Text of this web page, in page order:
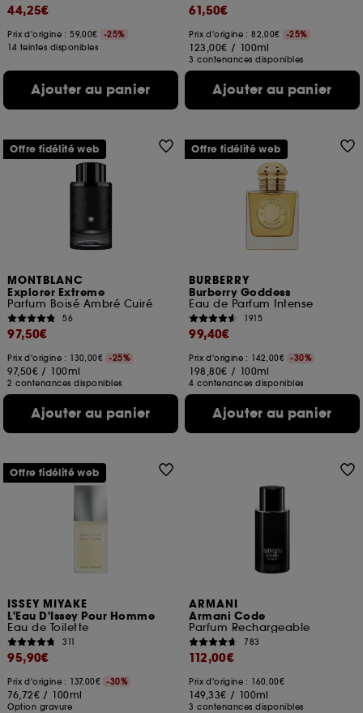
44,25€
Prix d'origine : 59,00€
-25%
14 teintes disponibles
Ajouter au panier
61,50€
Prix d'origine : 82,00€ -25%
123,00€ / 100ml
3 contenances disponibles
Ajouter au panier
MONTBLANC
Explorer Extreme
Parfum Boisé Ambré Cuiré
56
97,50€
Prix d'origine : 130,00€ -25%
97,50€ / 100ml
2 contenances disponibles
Ajouter au panier
Offre fidélité web
BURBERRY
Burberry Goddess
Eau de Parfum Intense
1915
99,40€
Prix d'origine : 142,00€ -30%
198,80€ / 100ml
4 contenances disponibles
Ajouter au panier
Offre fidélité web
ISSEY MIYAKE
L'Eau D'Issey Pour Homme
Eau de Toilette
311
95,90€
Prix d'origine : 137,00€ -30%
76,72€ / 100ml
Option gravure
Offre fidélité web
ARMANI
Armani Code
Parfum Rechargeable
783
112,00€
Prix d'origine : 160,00€
149,33€ / 100ml
3 contenances disponibles